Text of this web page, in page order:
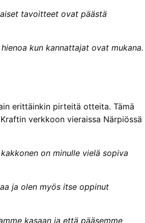
tavoitteet ovat päästä
hienoa kun kannattajat ovat mukana.
erittäinkin pirteitä otteita. Tämä
verkkoon vieraissa Närpiössä
on minulle vielä sopiva
ja olen myös itse oppinut
kasaan ja että pääsemme